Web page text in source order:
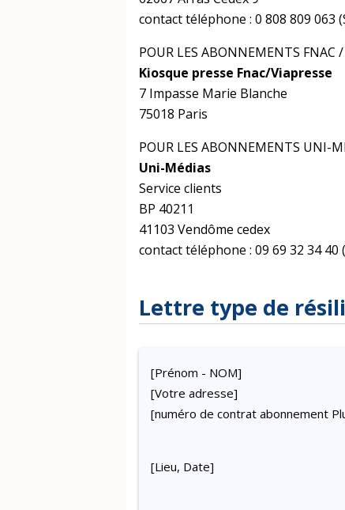
contact téléphone : 0 808 809 063
POUR LES ABONNEMENTS FNAC /
Kiosque presse Fnac/Viapresse
7 Impasse Marie Blanche
75018 Paris
POUR LES ABONNEMENTS UNI-
Uni-Médias
Service clients
BP 40211
41103 Vendôme cedex
contact téléphone : 09 69 32 34
Lettre type de
[Prénom - NOM]
[Votre adresse]
[numéro de contrat abonnement
[Lieu, Date]